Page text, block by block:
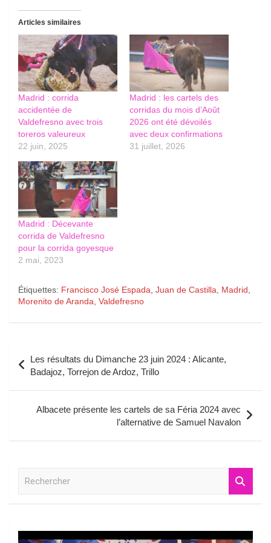
Articles similaires
Madrid : corrida
accidentée de
Valdefresno avec trois
toreros valeureux
22 juin, 2025
Madrid : les cartels des
corridas du mois d’Août
2026 ont été dévoilés
avec deux confirmations
31 juillet, 2026
Madrid : Décevante
corrida de Valdefresno
pour la corrida goyesque
2 mai, 2023
Étiquettes: Francisco José Espada, Juan de Castilla, Madrid,
Morenito de Aranda, Valdefresno
de
l’article
Les résultats du Dimanche 23 juin 2024 : Alicante,
Badajoz, Torrejon de Ardoz, Trillo
Albacete présente les cartels de sa Féria 2024 avec
l’alternative de Samuel Navalon
r